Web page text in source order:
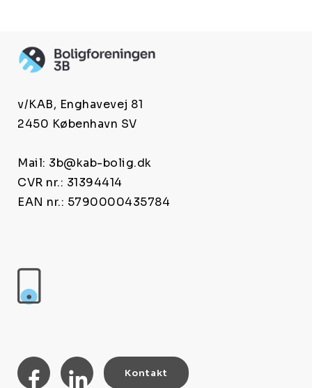
v/KAB, Enghavevej 81
2450 København SV
Mail: 3b@kab-bolig.dk
CVR nr.: 31394414
EAN nr.: 5790000435784
Kontakt